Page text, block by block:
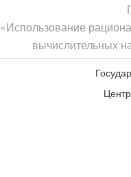
«Использование
вычислительных